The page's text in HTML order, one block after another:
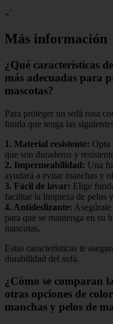
«`
Más información
¿Qué características
más adecuadas para
mascotas?
Para proteger un sofá rosa
funda que tenga las
1. Material resistente: Opta
que son duraderos y
2. Impermeabilidad: Una
ayudará a evitar manchas y
3. Fácil de lavar: Elige
facilitar la limpieza de pelos
4. Antideslizante:
para que se mantenga en su
mascotas.
Estas características te
durabilidad del sofá.
¿Cómo se comparan
otras opciones de
manchas y pelos de